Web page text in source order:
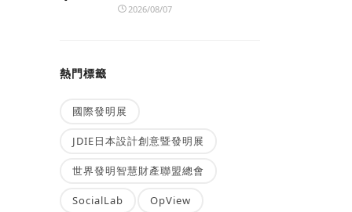
2026/08/07
熱門標籤
國際發明展
JDIE日本設計創意暨發明展
世界發明智慧財產聯盟總會
SocialLab OpView